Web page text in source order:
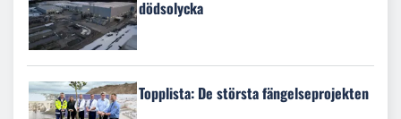
dödsolycka
Topplista: De största fängelseprojekten